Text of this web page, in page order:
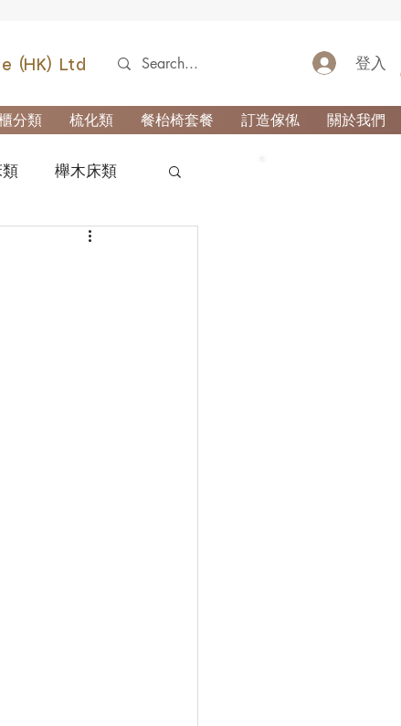
(HK) Ltd 登入
分類 梳化類 餐枱椅套餐 訂造傢俬 關於我們
櫸木床類
櫃-玄關櫃